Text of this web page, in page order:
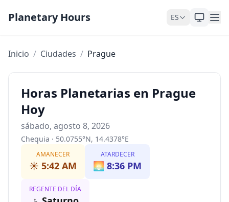
Planetary Hours ES
Inicio / Ciudades / Prague
Horas Planetarias en Prague
Hoy
sábado, agosto 8, 2026
Chequia · 50.0755°N, 14.4378°E
AMANECER
☀️ 5:42 AM
ATARDECER
🌅 8:36 PM
REGENTE DEL DÍA